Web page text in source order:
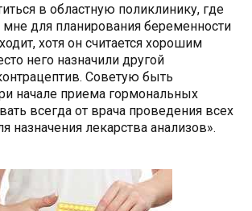
в областную поликлинику, где
мне для планирования беременности
хотя он считается хорошим
него назначили другой
Советую быть
начале приема гормональных
всегда от врача проведения всех
назначения лекарства анализов».